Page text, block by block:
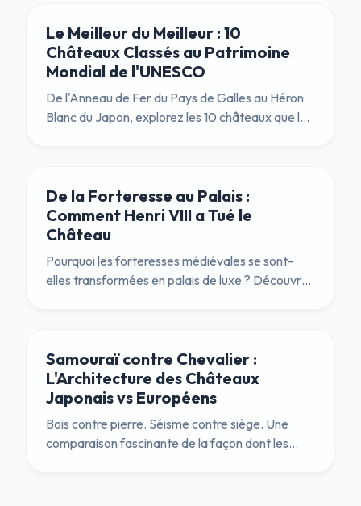
Le Meilleur du Meilleur : 10
Châteaux Classés au Patrimoine
Mondial de l'UNESCO
De l'Anneau de Fer du Pays de Galles au Héron
Blanc du Japon, explorez les 10 châteaux que les
De la Forteresse au Palais :
Comment Henri VIII a Tué le
Château
Pourquoi les forteresses médiévales se sont-
elles transformées en palais de luxe ? Découvrez
Samouraï contre Chevalier :
L'Architecture des Châteaux
Japonais vs Européens
Bois contre pierre. Séisme contre siège. Une
comparaison fascinante de la façon dont les